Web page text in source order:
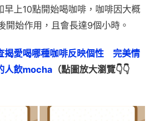
早上10點開始喝咖啡，咖啡因大概
始作用，且會長達9個小時。
揭愛喝哪種咖啡反映個性　完美情
人飲mocha （點圖放大瀏覽👇👇